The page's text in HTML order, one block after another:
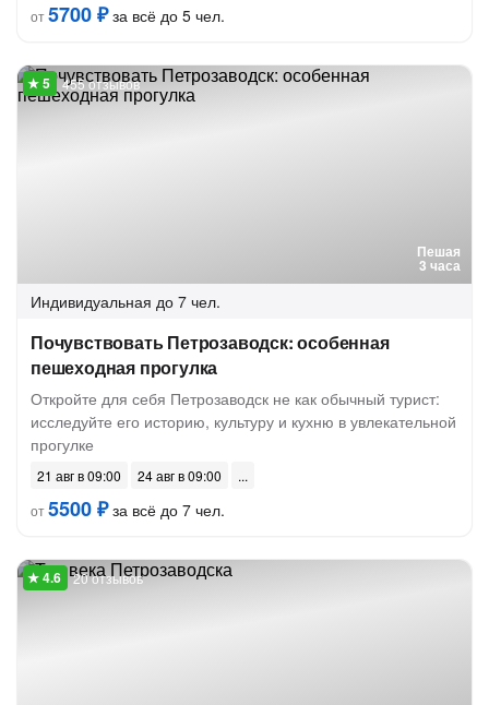
от5700 ₽за всё до 5 чел.
Пешая
3 часа
455 отзывов
Индивидуальная до 7 чел.
Почувствовать Петрозаводск: особенная
пешеходная прогулка
Откройте для себя Петрозаводск не как обычный турист:
исследуйте его историю, культуру и кухню в увлекательной
прогулке
21 авг в 09:00
24 авг в 09:00
от5500 ₽за всё до 7 чел.
20 отзывов